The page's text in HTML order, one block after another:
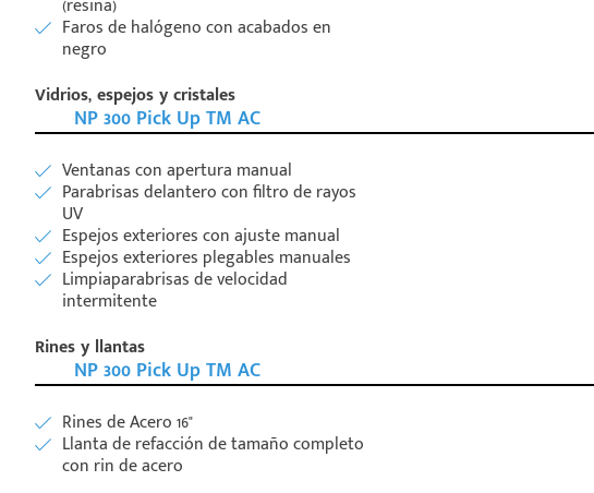
(resina)
Faros de halógeno con acabados en
negro
Vidrios, espejos y cristales
NP 300 Pick Up TM AC
Ventanas con apertura manual
Parabrisas delantero con filtro de rayos
UV
Espejos exteriores con ajuste manual
Espejos exteriores plegables manuales
Limpiaparabrisas de velocidad
intermitente
Rines y llantas
NP 300 Pick Up TM AC
Rines de Acero 16"
Llanta de refacción de tamaño completo
con rin de acero